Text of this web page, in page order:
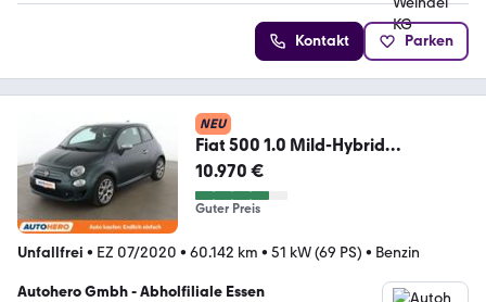
Kontakt Parken
NEU
Fiat 500 1.0 Mild-Hybrid
RockStar*TEMPO*PDC*KLIMA*
10.970 €
Guter Preis
Unfallfrei • EZ 07/2020 • 60.142 km • 51 kW (69 PS) • Benzin
Autohero Gmbh - Abholfiliale Essen